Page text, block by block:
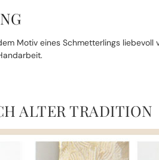
Motiv eines Schmetterlings
ALTER TRADITION